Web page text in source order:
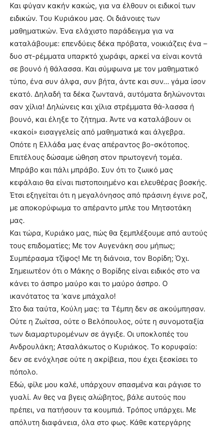
Και φύγαν κακήν κακώς, για να έλθουν οι ειδικοί των
ειδικών. Του Κυριάκου μας. Οι διάνοιες των
μαθηματικών. Ένα ελάχιστο παράδειγμα για να
καταλάβουμε: επενδύεις δέκα πρόβατα, νοικιάζεις ένα –
δυο στ-ρέμματα υπαρκτό χωράφι, αρκεί να είναι κοντά
σε βουνό ή θάλασσα. Και σύμφωνα με τον μαθηματικό
τύπο, ένα συν άλφα, συν βήτα, άντε και συν… γάμα ίσον
εκατό. Δηλαδή τα δέκα ζωντανά, αυτόματα δηλώνονται
σαν χίλια! Δηλώνεις και χίλια στρέμματα θά-λασσα ή
βουνό, και έληξε το ζήτημα. Άντε να καταλάβουν οι
«κακοί» εισαγγελείς από μαθηματικά και άλγεβρα.
Οπότε η Ελλάδα μας ένας απέραντος βο-σκότοπος.
Επιτέλους δώσαμε ώθηση στον πρωτογενή τομέα.
Μπράβο και πάλι μπράβο. Συν ότι το ζωικό μας
κεφάλαιο θα είναι πιστοποιημένο και ελευθέρας βοσκής.
Έτσι εξηγείται ότι η μεγαλόνησος από πράσινη έγινε ροζ,
με αποκορύφωμα το απέραντο μπλε του Μητσοτάκη
μας.
Και τώρα, Κυριάκο μας, πώς θα ξεμπλέξουμε από αυτούς
τους επιδοματίες; Με τον Αυγενάκη σου μήπως;
Συμπέρασμα τζίφος! Με τη διάνοια, τον Βορίδη; Όχι.
Σημειωτέον ότι ο Μάκης ο Βορίδης είναι ειδικός στο να
κάνει το άσπρο μαύρο και το μαύρο άσπρο. Ο
ικανότατος τα ’κανε μπάχαλο!
Στο δια ταύτα, Κούλη μας: τα Τέμπη δεν σε ακούμπησαν.
Ούτε η Ζωίτσα, ούτε ο Βελόπουλος, ούτε η συνομοταξία
των διαμαρτυρομένων σε άγγιξε. Οι υποκλοπές του
Ανδρουλάκη; Ατσαλάκωτος ο Κυριάκος. Το κορυφαίο:
δεν σε ενόχλησε ούτε η ακρίβεια, που έχει ξεσκίσει το
πόπολο.
Εδώ, φίλε μου καλέ, υπάρχουν σπασμένα και ράγισε το
γυαλί. Αν θες να βγεις αλώβητος, βάλε αυτούς που
πρέπει, να πατήσουν τα κουμπιά. Τρόπος υπάρχει. Με
απόλυτη διαφάνεια, όλα στο φως. Κάθε κατεργάρης